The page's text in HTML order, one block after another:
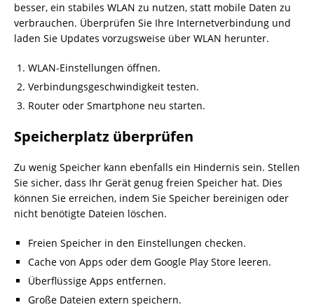
besser, ein stabiles WLAN zu nutzen, statt mobile Daten zu
verbrauchen. Überprüfen Sie Ihre Internetverbindung und
laden Sie Updates vorzugsweise über WLAN herunter.
WLAN-Einstellungen öffnen.
Verbindungsgeschwindigkeit testen.
Router oder Smartphone neu starten.
Speicherplatz überprüfen
Zu wenig Speicher kann ebenfalls ein Hindernis sein. Stellen
Sie sicher, dass Ihr Gerät genug freien Speicher hat. Dies
können Sie erreichen, indem Sie Speicher bereinigen oder
nicht benötigte Dateien löschen.
Freien Speicher in den Einstellungen checken.
Cache von Apps oder dem Google Play Store leeren.
Überflüssige Apps entfernen.
Große Dateien extern speichern.